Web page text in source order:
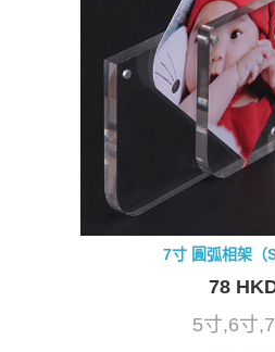
7寸 圓弧相架（
78
5寸,6寸